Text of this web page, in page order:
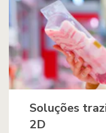
Soluções
2D